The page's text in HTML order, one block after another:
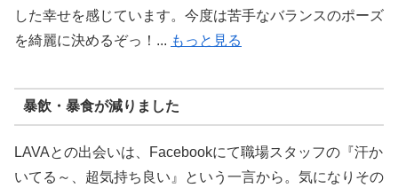
した幸せを感じています。今度は苦手なバランスのポーズ
を綺麗に決めるぞっ！... もっと見る
暴飲・暴食が減りました
LAVAとの出会いは、Facebookにて職場スタッフの『汗か
いてる～、超気持ち良い』という一言から。気になりその